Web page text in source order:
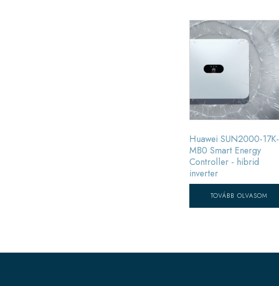
Huawei SUN2000-17K-
MB0 Smart Energy
Controller - hibrid
inverter
TOVÁBB OLVASOM